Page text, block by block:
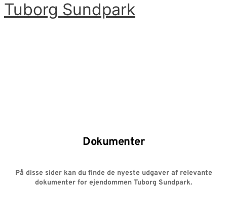
til
Tuborg Sundpark
Dokumenter
På disse sider kan du finde de nyeste udgaver af relevante
dokumenter for ejendommen Tuborg Sundpark.